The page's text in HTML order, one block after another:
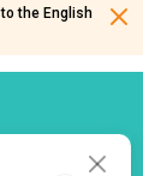
to the English